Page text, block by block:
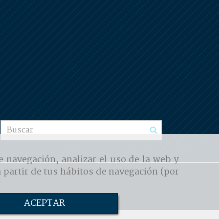
analizar el uso de la web y
de tus hábitos de navegación (por
ACEPTAR